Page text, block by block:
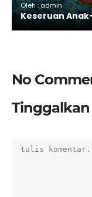
Oleh : admin
Keseruan
No